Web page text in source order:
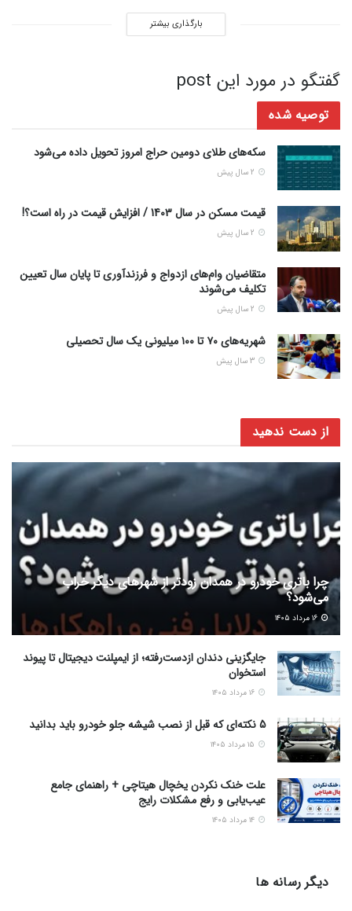
بارگذاری بیشتر
گفتگو در مورد این post
توصیه شده
سکه‌های طلای دومین حراج امروز تحویل داده می‌شود
قیمت مسکن در سال 1403 / افزایش قیمت در راه است؟!
متقاضیان وام‌های ازدواج و فرزندآوری تا پایان سال تعیین
تکلیف می‌شوند
شهریه‌های ۷۰ تا ۱۰۰ میلیونی یک سال تحصیلی
از دست ندهید
چرا باتری خودرو در همدان زودتر از شهرهای دیگر خراب
می‌شود؟
جایگزینی دندان ازدست‌رفته؛ از ایمپلنت دیجیتال تا پیوند
استخوان
5 نکته‌ای که قبل از نصب شیشه جلو خودرو باید بدانید
علت خنک نکردن یخچال هیتاچی + راهنمای جامع
عیب‌یابی و رفع مشکلات رایج
دیگر رسانه ها